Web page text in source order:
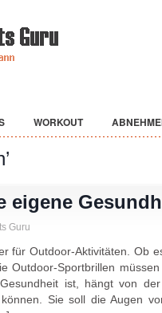
WORKOUT
eigene
Guru
für Outdoor-Aktivitäten. Ob
Outdoor-Sportbrillen
ist, hängt von
Sie soll die Augen